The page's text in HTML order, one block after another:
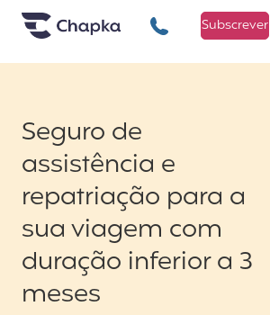
Chapka Seguro Viagem
+351 800 50 01 71
Subscrever
Seguro de
assistência e
repatriação para a
sua viagem com
duração inferior a 3
meses